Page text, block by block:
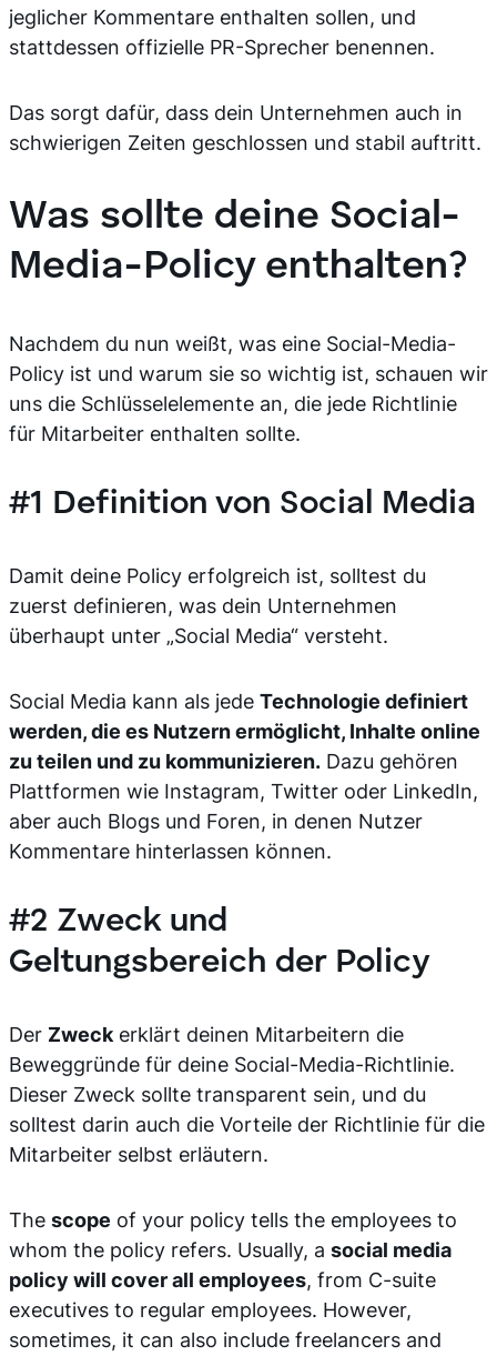
jeglicher Kommentare enthalten sollen, und
stattdessen offizielle PR-Sprecher benennen.
Das sorgt dafür, dass dein Unternehmen auch in
schwierigen Zeiten geschlossen und stabil auftritt.
Was sollte deine Social-
Media-Policy enthalten?
Nachdem du nun weißt, was eine Social-Media-
Policy ist und warum sie so wichtig ist, schauen wir
uns die Schlüsselelemente an, die jede Richtlinie
für Mitarbeiter enthalten sollte.
#1 Definition von Social Media
Damit deine Policy erfolgreich ist, solltest du
zuerst definieren, was dein Unternehmen
überhaupt unter „Social Media“ versteht.
Social Media kann als jede Technologie definiert
werden, die es Nutzern ermöglicht, Inhalte online
zu teilen und zu kommunizieren. Dazu gehören
Plattformen wie Instagram, Twitter oder LinkedIn,
aber auch Blogs und Foren, in denen Nutzer
Kommentare hinterlassen können.
#2 Zweck und
Geltungsbereich der Policy
Der Zweck erklärt deinen Mitarbeitern die
Beweggründe für deine Social-Media-Richtlinie.
Dieser Zweck sollte transparent sein, und du
solltest darin auch die Vorteile der Richtlinie für die
Mitarbeiter selbst erläutern.
The scope of your policy tells the employees to
whom the policy refers. Usually, a social media
policy will cover all employees, from C-suite
executives to regular employees. However,
sometimes, it can also include freelancers and